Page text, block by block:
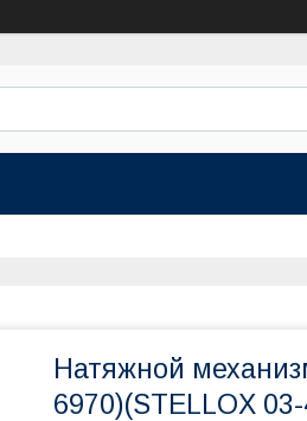
Натяжной
6970)(STELLOX